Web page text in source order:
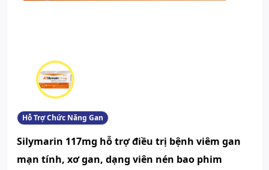
Hỗ Trợ Chức Năng Gan
Silymarin 117mg hỗ trợ điều trị bệnh viêm gan
mạn tính, xơ gan, dạng viên nén bao phim